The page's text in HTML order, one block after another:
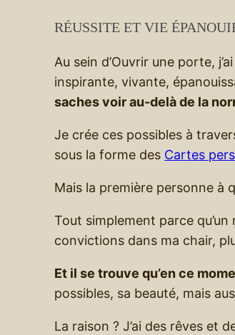
RÉUSSITE ET VIE
Au sein d’Ouvrir une porte,
inspirante, vivante,
saches voir au-delà de la
Je crée ces possibles à
sous la forme des Cartes
Mais la première personne à
Tout simplement parce
convictions dans ma chair,
Et il se trouve qu’en ce
possibles, sa beauté, mais
La raison ? J’ai des rêves et